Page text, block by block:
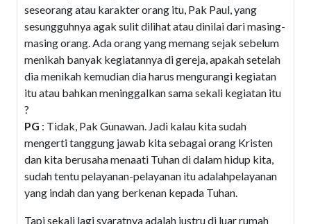
seseorang atau karakter orang itu, Pak Paul, yang
sesungguhnya agak sulit dilihat atau dinilai dari masing-
masing orang. Ada orang yang memang sejak sebelum
menikah banyak kegiatannya di gereja, apakah setelah
dia menikah kemudian dia harus mengurangi kegiatan
itu atau bahkan meninggalkan sama sekali kegiatan itu
?
PG : Tidak, Pak Gunawan. Jadi kalau kita sudah
mengerti tanggung jawab kita sebagai orang Kristen
dan kita berusaha menaati Tuhan di dalam hidup kita,
sudah tentu pelayanan-pelayanan itu adalahpelayanan
yang indah dan yang berkenan kepada Tuhan.
Tapi sekali lagi syaratnya adalah justru di luar rumah